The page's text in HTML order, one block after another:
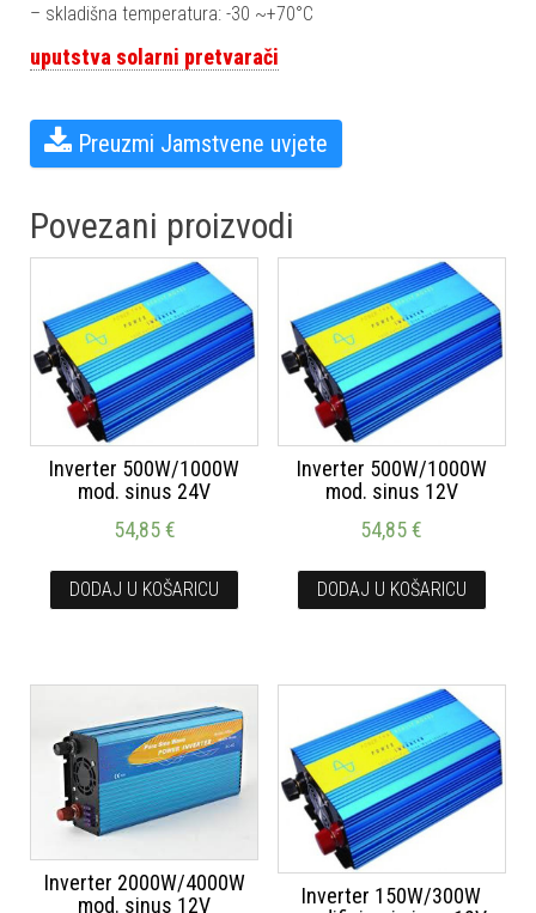
– skladišna temperatura: -30 ~+70°C
uputstva solarni pretvarači
Preuzmi Jamstvene uvjeteㅤ
Povezani proizvodi
Inverter 500W/1000W
mod. sinus 24V
54,85€
DODAJ U KOŠARICU
Inverter 500W/1000W
mod. sinus 12V
54,85€
DODAJ U KOŠARICU
Inverter 2000W/4000W
mod. sinus 12V
Inverter 150W/300W